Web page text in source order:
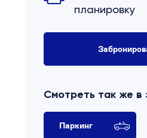
планировку
Смотреть так же
Паркинг